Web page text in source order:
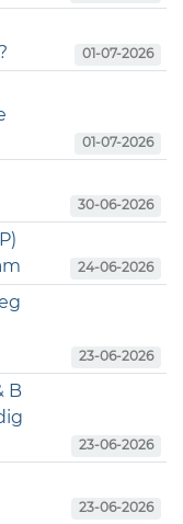
01-07-2026
01-07-2026
30-06-2026
24-06-2026
23-06-2026
B
23-06-2026
23-06-2026